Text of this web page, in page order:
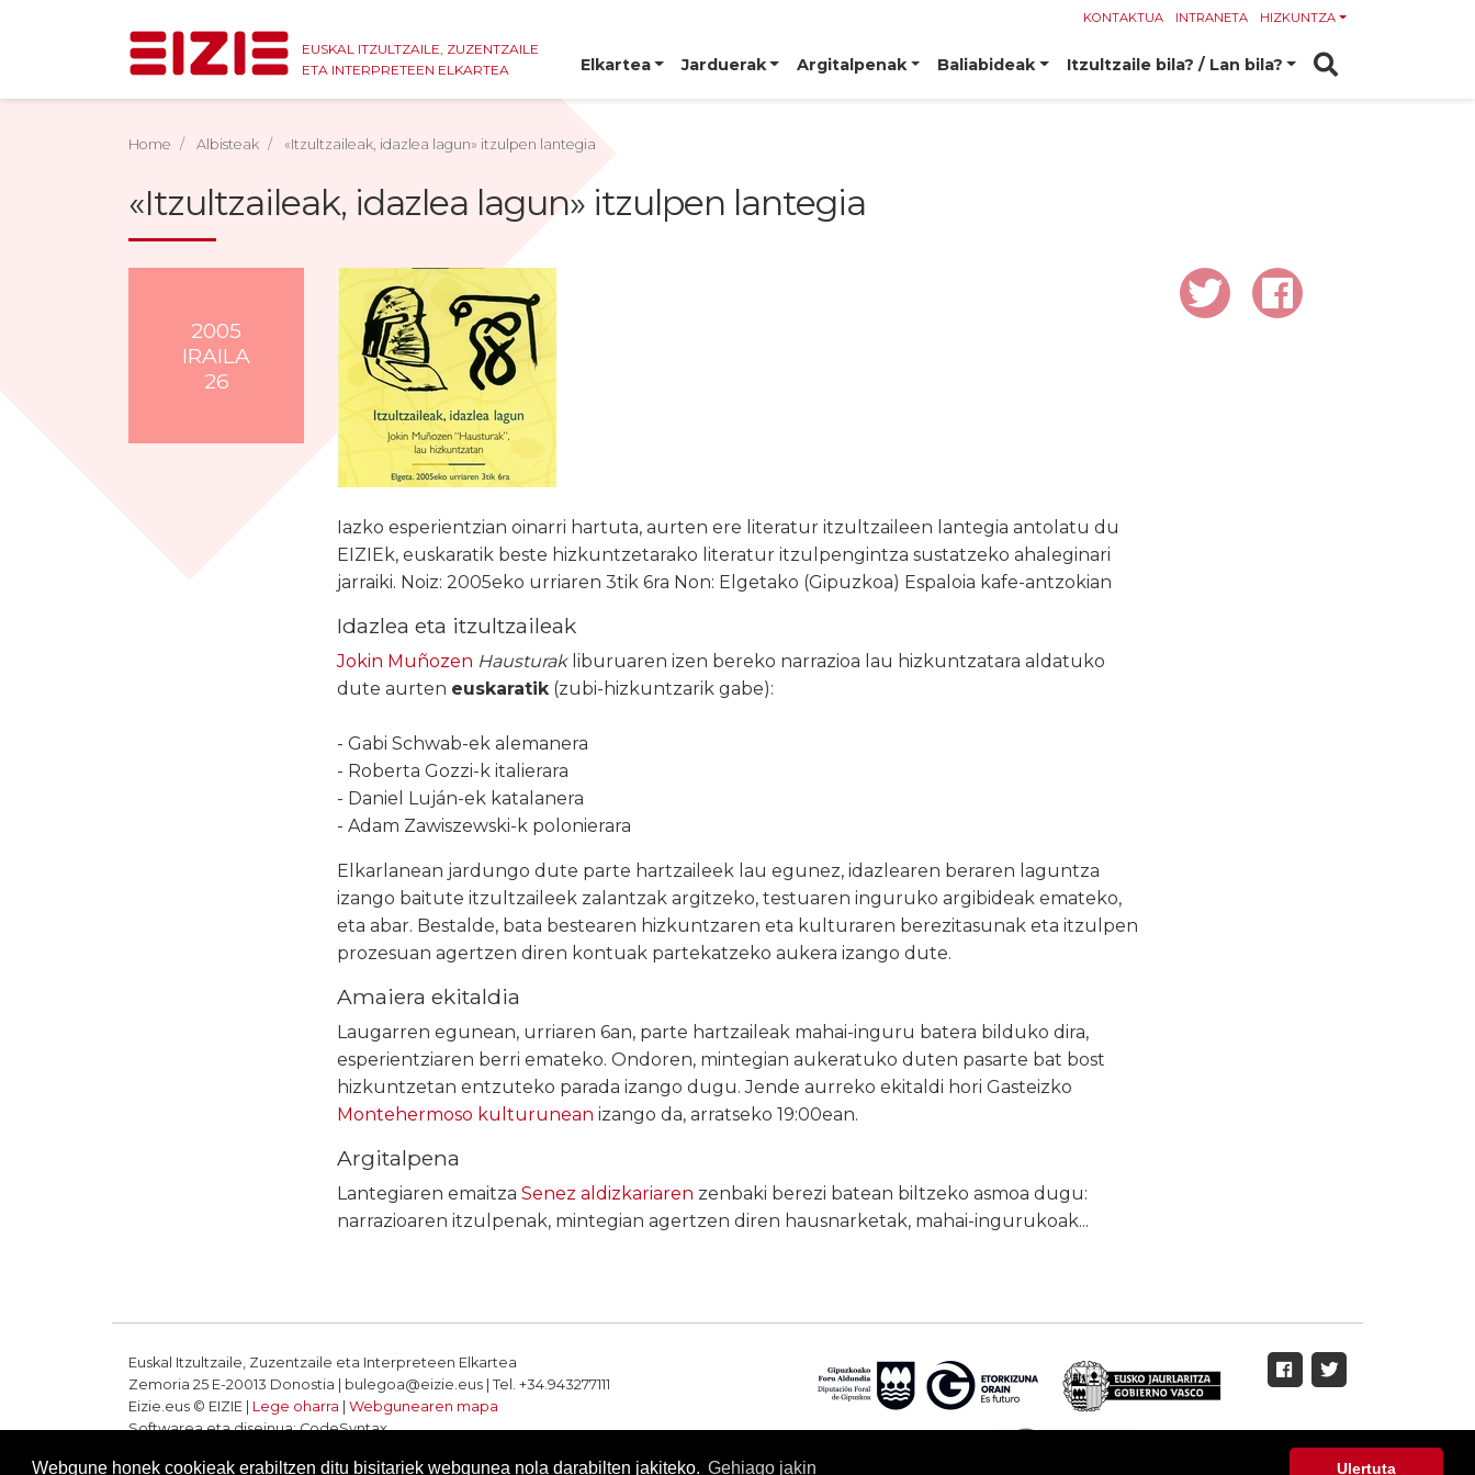
Webgune honek cookieak erabiltzen ditu bisitariek webgunea nola darabilten jakiteko. Gehiago jakin Ulertuta
EUSKAL ITZULTZAILE, ZUZENTZAILE
ETA INTERPRETEEN ELKARTEA
KONTAKTUA INTRANETA HIZKUNTZA
Elkartea Jarduerak Argitalpenak Baliabideak Itzultzaile bila? / Lan bila?
Home Albisteak «Itzultzaileak, idazlea lagun» itzulpen lantegia
«Itzultzaileak, idazlea lagun» itzulpen lantegia
2005
IRAILA
26
Iazko esperientzian oinarri hartuta, aurten ere literatur itzultzaileen lantegia antolatu du
EIZIEk, euskaratik beste hizkuntzetarako literatur itzulpengintza sustatzeko ahaleginari
jarraiki. Noiz: 2005eko urriaren 3tik 6ra Non: Elgetako (Gipuzkoa) Espaloia kafe-antzokian
Idazlea eta itzultzaileak
Jokin Muñozen Hausturakliburuaren izen bereko narrazioa lau hizkuntzatara aldatuko
dute aurten euskaratik(zubi-hizkuntzarik gabe):
- Gabi Schwab-ek alemanera
- Roberta Gozzi-k italierara
- Daniel Luján-ek katalanera
- Adam Zawiszewski-k polonierara
Elkarlanean jardungo dute parte hartzaileek lau egunez, idazlearen beraren laguntza
izango baitute itzultzaileek zalantzak argitzeko, testuaren inguruko argibideak emateko,
eta abar. Bestalde, bata bestearen hizkuntzaren eta kulturaren berezitasunak eta itzulpen
prozesuan agertzen diren kontuak partekatzeko aukera izango dute.
Amaiera ekitaldia
Laugarren egunean, urriaren 6an, parte hartzaileak mahai-inguru batera bilduko dira,
esperientziaren berri emateko. Ondoren, mintegian aukeratuko duten pasarte bat bost
hizkuntzetan entzuteko parada izango dugu. Jende aurreko ekitaldi hori Gasteizko
Montehermoso kulturunean izango da, arratseko 19:00ean.
Argitalpena
Lantegiaren emaitza Senez aldizkariaren zenbaki berezi batean biltzeko asmoa dugu:
narrazioaren itzulpenak, mintegian agertzen diren hausnarketak, mahai-ingurukoak...
Euskal Itzultzaile, Zuzentzaile eta Interpreteen Elkartea
Zemoria 25 E-20013 Donostia | bulegoa@eizie.eus | Tel. +34.943277111
Eizie.eus © EIZIE | Lege oharra | Webgunearen mapa
Softwarea eta diseinua: CodeSyntax